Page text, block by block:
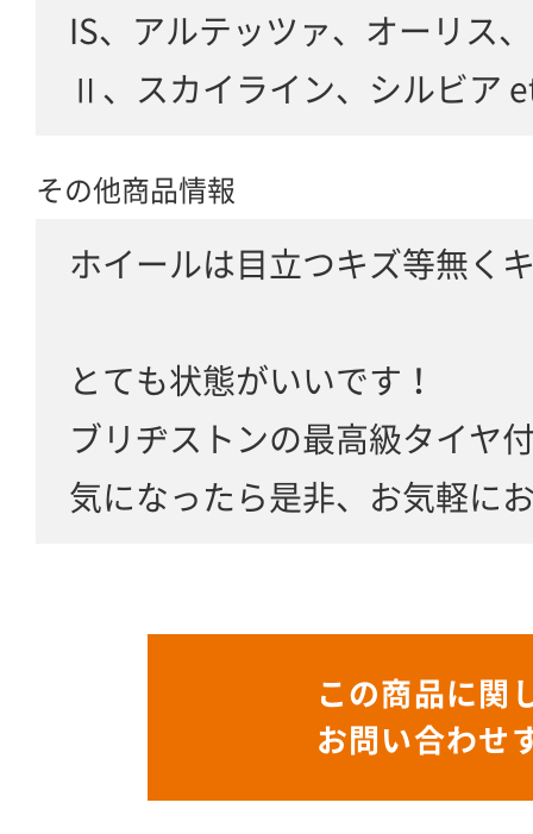
IS、アルテッツァ、オーリス
Ⅱ、スカイライン、シルビア
その他商品情報
ホイールは目立つキズ等無く
とても状態がいいです！
ブリヂストンの最高級タイヤ
気になったら是非、お気軽に
この商品に関
お問い合わせ